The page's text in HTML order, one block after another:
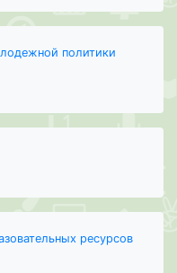
политики
ресурсов